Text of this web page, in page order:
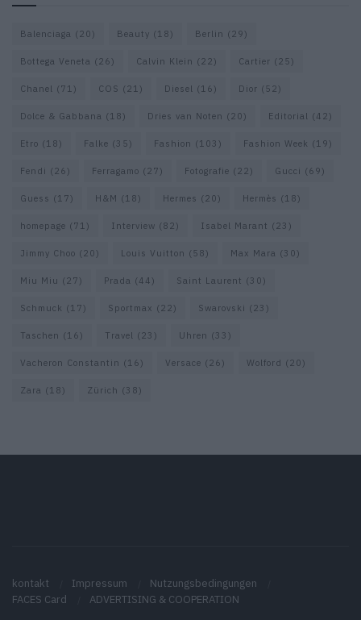
Balenciaga (20) Beauty (18) Berlin (29)
Bottega Veneta (26) Calvin Klein (22) Cartier (25)
Chanel (71) COS (21) Diesel (16) Dior (52)
Dolce & Gabbana (18) Dries van Noten (20) Editorial (42)
Etro (18) Falke (35) Fashion (103) Fashion Week (19)
Fendi (26) Ferragamo (27) Fotografie (22) Gucci (69)
Guess (17) H&M (18) Hermes (20) Hermès (18)
homepage (71) Interview (82) Isabel Marant (23)
Jimmy Choo (20) Louis Vuitton (58) Max Mara (30)
Miu Miu (27) Prada (44) Saint Laurent (30)
Schmuck (17) Sportmax (22) Swarovski (23)
Taschen (16) Travel (23) Uhren (33)
Vacheron Constantin (16) Versace (26) Wolford (20)
Zara (18) Zürich (38)
kontakt Impressum
Nutzungsbedingungen
FACES Card
ADVERTISING & COOPERATION